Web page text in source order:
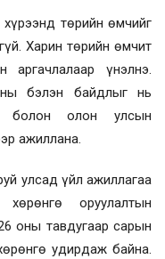
төрийн өмчийг
Харин төрийн өмчит
үнэлнэ.
бэлэн байдлыг нь
болон олон улсын
ажиллана.
улсад үйл ажиллагаа
оруулалтын
оны тавдугаар сарын
удирдаж байна.